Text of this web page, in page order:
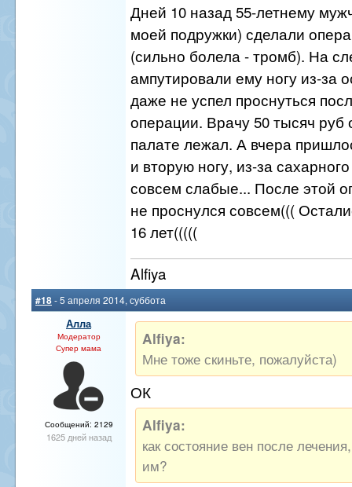
Дней 10 назад 55-летнему
моей подружки) сделали
(сильно болела - тромб). На
ампутировали ему ногу из-за
даже не успел проснуться
операции. Врачу 50 тысяч руб
палате лежал. А вчера
и вторую ногу, из-за
совсем слабые... После этой
не проснулся совсем(((
16 лет(((((
Alfiya
#18- 5 апреля 2014, суббота
Алла
Модератор
Супер мама
Сообщений: 2129
1625 дней назад
Alfiya:
Мне тоже скиньте, пожалуйста)
ОК
Alfiya:
как состояние вен после
им?